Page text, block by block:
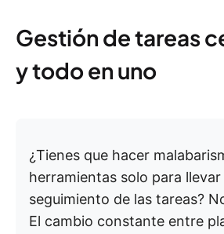
Gestión de tareas
y todo en uno
¿Tienes que hacer
herramientas solo para llevar
seguimiento de las tareas?
El cambio constante entre